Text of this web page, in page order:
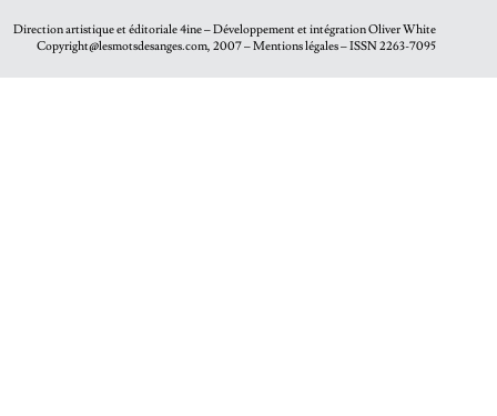
Direction artistique et éditoriale4ine– Développement et intégrationOliver White
Copyright@lesmotsdesanges.com, 2007 – Mentions légales – ISSN 2263-7095